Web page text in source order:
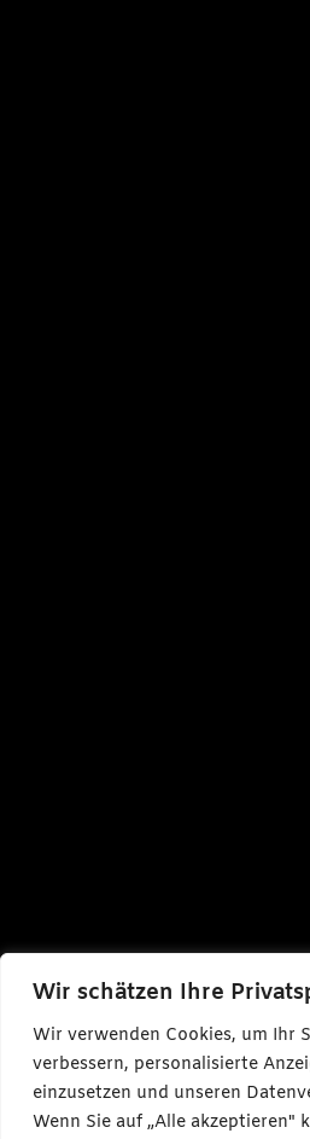
Wir schätzen Ihre
Wir verwenden Cookies, um Ihr
verbessern, personalisierte
einzusetzen und unseren
Wenn Sie auf „Alle akzeptieren"